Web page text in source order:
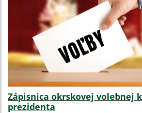
Zápisnica okrskovej volebnej
prezidenta